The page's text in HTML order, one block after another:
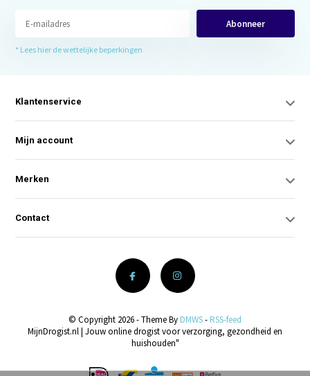
Abonneer
* Lees hier de wettelijke beperkingen
Klantenservice
Mijn account
Merken
Contact
© Copyright 2026 - Theme By DMWS- RSS-feed
MijnDrogist.nl | Jouw online drogist voor verzorging, gezondheid en
huishouden"